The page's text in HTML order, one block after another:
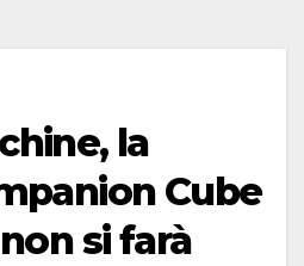
la
Cube
si farà